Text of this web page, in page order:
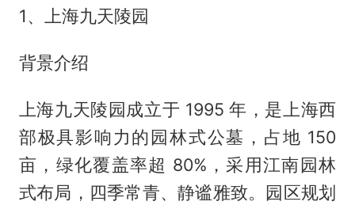
1、上海九天陵园
背景介绍
上海九天陵园成立于 1995 年，是上海西
部极具影响力的园林式公墓，占地 150
亩，绿化覆盖率超 80%，采用江南园林
式布局，四季常青、静谧雅致。园区规划